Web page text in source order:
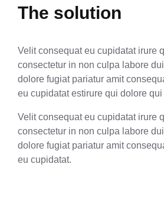
The solution
Velit consequat eu cupidatat irure
consectetur in non culpa labore
dolore fugiat pariatur amit
eu cupidatat estirure qui dolore qui
Velit consequat eu cupidatat irure
consectetur in non culpa labore
dolore fugiat pariatur amit
eu cupidatat.